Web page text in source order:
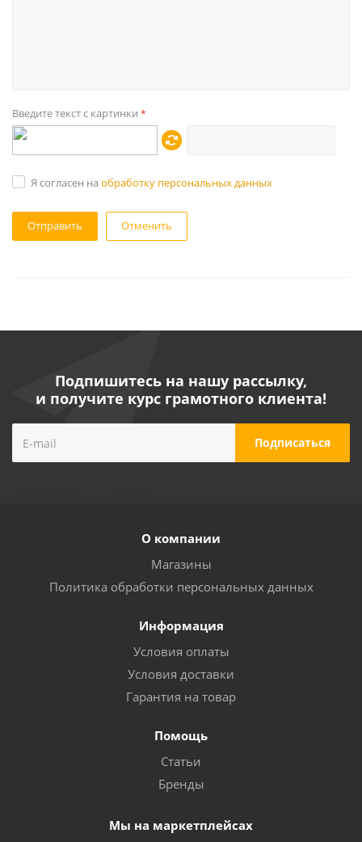
Введите текст с картинки *
Я согласен на обработку персональных данных
Отменить
Подпишитесь на нашу рассылку,
и получите курс грамотного клиента!
О компании
Магазины
Политика обработки персональных данных
Информация
Условия оплаты
Условия доставки
Гарантия на товар
Помощь
Статьи
Бренды
Мы на маркетплейсах